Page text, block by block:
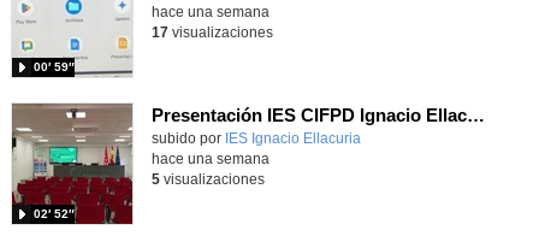
00′ 59″
hace una semana
17visualizaciones
Presentación IES CIFPD Ignacio Ellacuría
Contenido educativo.
subido por IES Ignacio Ellacuria
02′ 52″
hace una semana
5visualizaciones